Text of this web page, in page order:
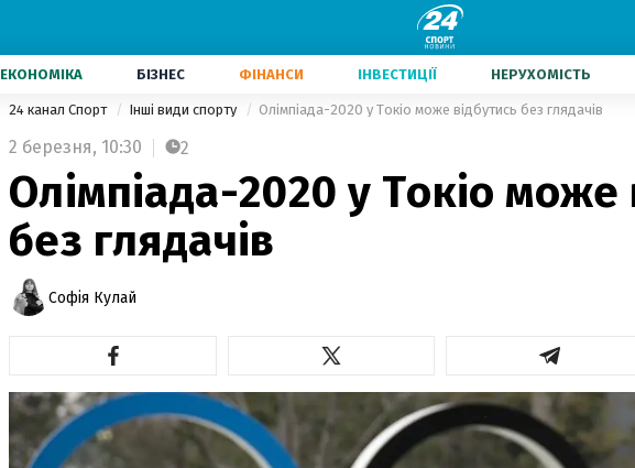
ЕКОНОМІКА БІЗНЕС ФІНАНСИ ІНВЕСТИЦІЇ НЕРУХОМІСТЬ
24 канал Спорт Інші види спорту Олімпіада-2020 у Токіо може відбутись без глядачів
2 березня, 10:30 2
Олімпіада-2020 у Токіо може
без глядачів
Софія Кулай